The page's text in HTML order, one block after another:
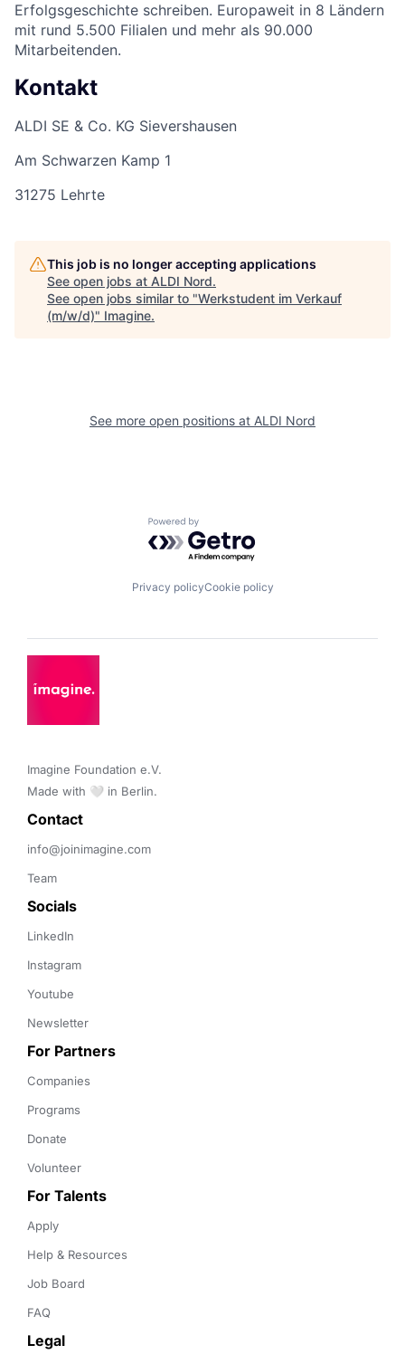
Erfolgsgeschichte schreiben. Europaweit in 8 Ländern
mit rund 5.500 Filialen und mehr als 90.000
Mitarbeitenden.
Kontakt
ALDI SE & Co. KG Sievershausen
Am Schwarzen Kamp 1
31275 Lehrte
This job is no longer accepting applications
See open jobs at ALDI Nord.
See open jobs similar to "Werkstudent im Verkauf
(m/w/d)" Imagine.
See more open positions at ALDI Nord
Powered by Getro.com
Privacy policyCookie policy
Imagine Foundation e.V.
Made with 🤍 in Berlin.
Contact
info@joinimagine.com
Team
Socials
LinkedIn
Instagram
Youtube
Newsletter
For Partners
Companies
Programs
Donate
Volunteer
For Talents
Apply
Help & Resources
Job Board
FAQ
Legal